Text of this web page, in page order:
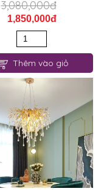
3,080,000đ
1,850,000đ
Thêm vào giỏ